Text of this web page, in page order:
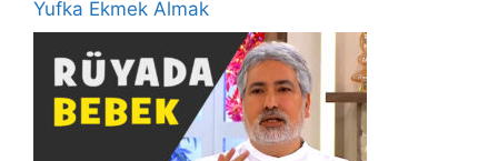
Yufka Ekmek Almak